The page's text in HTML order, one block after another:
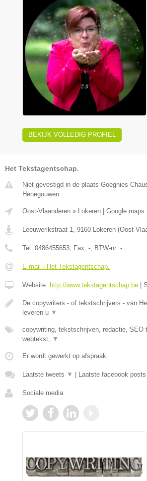
BEKIJK VOLLEDIG PROFIEL
Het Tekstagentschap.
Niet gevestigd in de plaats Goegnies
Henegouwen.
Oost-Vlaanderen » Lokeren Google maps
Leeuwerikstraat 1, 9160 Lokeren (Oost-
Tel: 0486455653, Fax: -, BTW-nr: -
E-mail › Het Tekstagentschap.
Website: http://www.tekstagentschap.be
De copywriters - of tekstschrijvers - van
leveren u ▼
copywriting, tekstschrijven, redactie, SEO
webtekst, ▼
Er wordt gewerkt op afspraak.
Laatste tweets ▼ Laatste facebook posts
Sociale media: